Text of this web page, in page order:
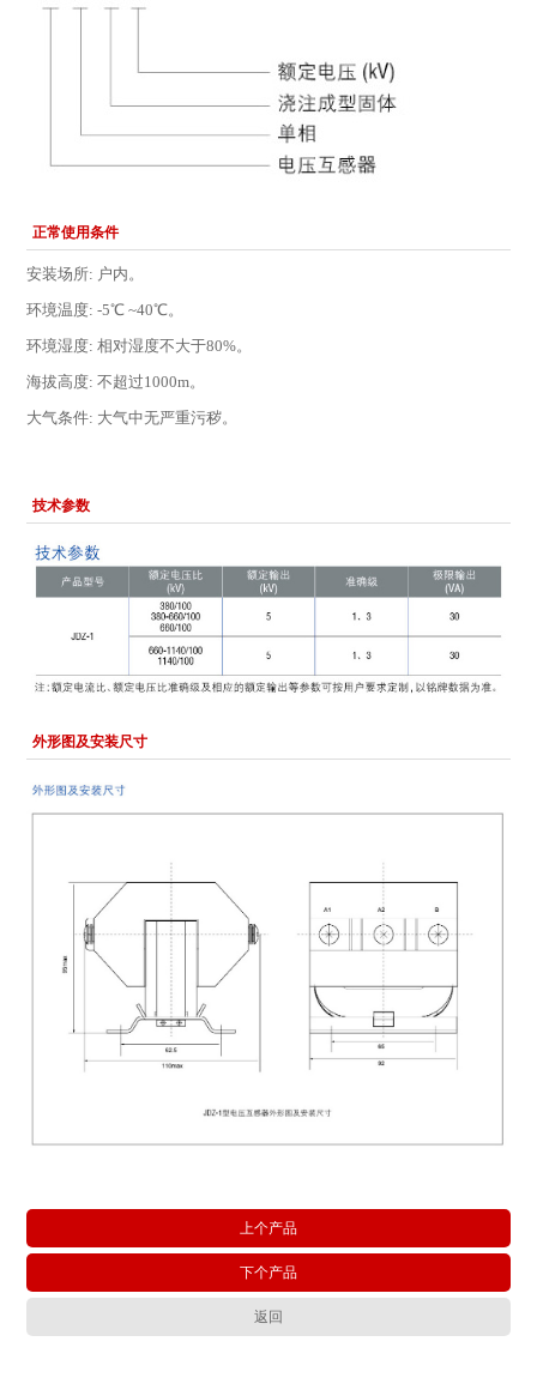
正常使用条件
安装场所: 户内。
环境温度: -5℃ ~40℃。
环境湿度: 相对湿度不大于80%。
海拔高度: 不超过1000m。
大气条件: 大气中无严重污秽。
技术参数
外形图及安装尺寸
上个产品
下个产品
返回